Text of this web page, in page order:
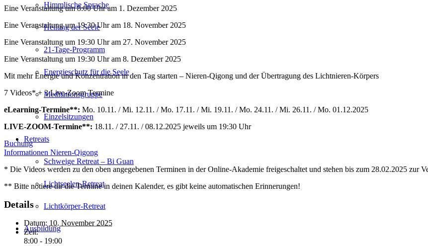
Himmlische Sprache
Heilung der Seele
21-Tage-Programm
Energieschutz für die Seele
Meditationsgruppe
Einzelsitzungen
Retreats
Schweige Retreat – Bi Guan
Lichtseelen-Retreat
Lichtkörper-Retreat
Ausbildung
Eine Veranstaltung um 8:00 Uhr am 1. Dezember 2025
Eine Veranstaltung um 19:30 Uhr am 18. November 2025
Eine Veranstaltung um 19:30 Uhr am 27. November 2025
Eine Veranstaltung um 19:30 Uhr am 8. Dezember 2025
Mit mehr Energie und Konzentration in den Tag starten – Nieren-Qigong und der Übertragung des Lichtnieren-Körpers
7 Videos* + 3 Live-Zoom Termine
eLearning-Termine**: Mo. 10.11. / Mi. 12.11. / Mo. 17.11. / Mi. 19.11. / Mo. 24.11. / Mi. 26.11. / Mo. 01.12.2025
LIVE-ZOOM-Termine**: 18.11. / 27.11. / 08.12.2025 jeweils um 19:30 Uhr
Buchung
Informationen Nieren-Qigong
* Die Videos werden zu den oben angegebenen Terminen in der Online-Akademie freigeschaltet und stehen bis zum 28.02.2025 zur
** Bitte notiere dir die Termine in deinen Kalender, es gibt keine automatischen Erinnerungen!
Details
Datum: 10. November 2025
Zeit:
8:00 - 19:00